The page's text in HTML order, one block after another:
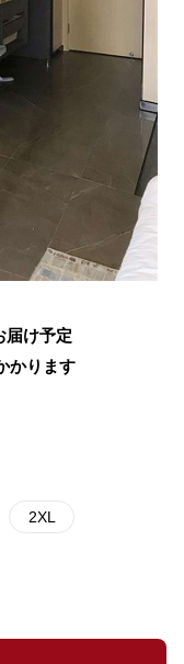
届け予定
かります
2XL